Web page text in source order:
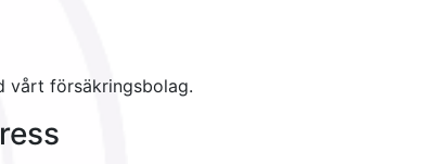
vårt försäkringsbolag.